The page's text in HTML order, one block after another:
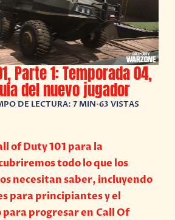
Parte 1: Temporada 04,
del nuevo jugador
DE LECTURA: 7 MIN•63 VISTAS
of Duty 101 para la
todo lo que los
necesitan saber, incluyendo
para principiantes y el
progresar en Call Of